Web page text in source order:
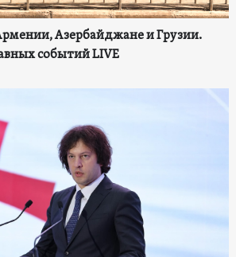
Азербайджане и Грузии.
событий LIVE